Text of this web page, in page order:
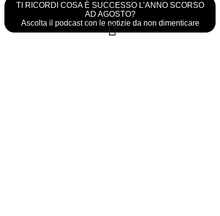
TI RICORDI COSA È SUCCESSO L’ANNO SCORSO
AD AGOSTO?
Ascolta il podcast con le notizie da non dimenticare